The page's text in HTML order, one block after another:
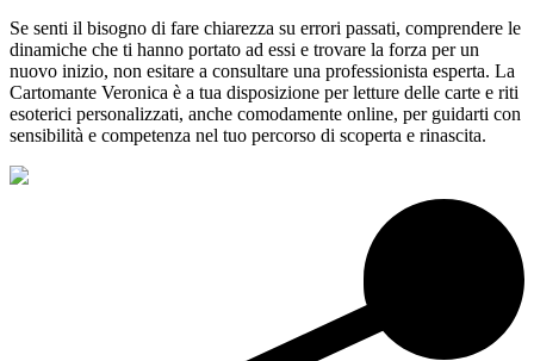
Se senti il bisogno di fare chiarezza su errori passati, comprendere le
dinamiche che ti hanno portato ad essi e trovare la forza per un
nuovo inizio, non esitare a consultare una professionista esperta. La
Cartomante Veronica è a tua disposizione per letture delle carte e riti
esoterici personalizzati, anche comodamente online, per guidarti con
sensibilità e competenza nel tuo percorso di scoperta e rinascita.